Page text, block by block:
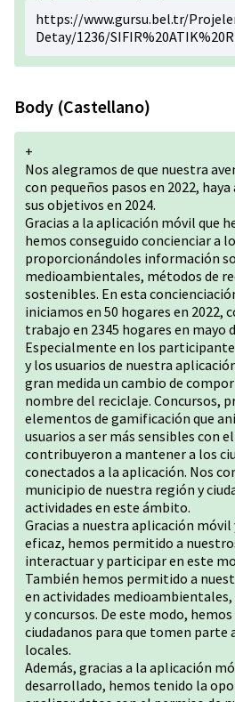
https://www.gursu.bel.tr/
Detay/1236/
Body (Castellano)
+
Nos alegramos de que nuestra
con pequeños pasos en 2022,
sus objetivos en 2024.
Gracias a la aplicación móvil que
hemos conseguido concienciar a
proporcionándoles información
medioambientales, métodos de
sostenibles. En esta
iniciamos en 50 hogares en 2022,
trabajo en 2345 hogares en mayo
Especialmente en los
y los usuarios de nuestra
gran medida un cambio de
nombre del reciclaje. Concursos,
elementos de gamificación que
usuarios a ser más sensibles con
contribuyeron a mantener a los
conectados a la aplicación. Nos
municipio de nuestra región y
actividades en este ámbito.
Gracias a nuestra aplicación móvil
eficaz, hemos permitido a
interactuar y participar en este
También hemos permitido a
en actividades
y concursos. De este modo,
ciudadanos para que tomen parte
locales.
Además, gracias a la aplicación
desarrollado, hemos tenido la